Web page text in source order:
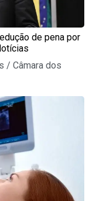
de pena por
/ Câmara dos